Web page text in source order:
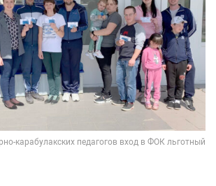
карабулакских педагогов вход в ФОК льготный